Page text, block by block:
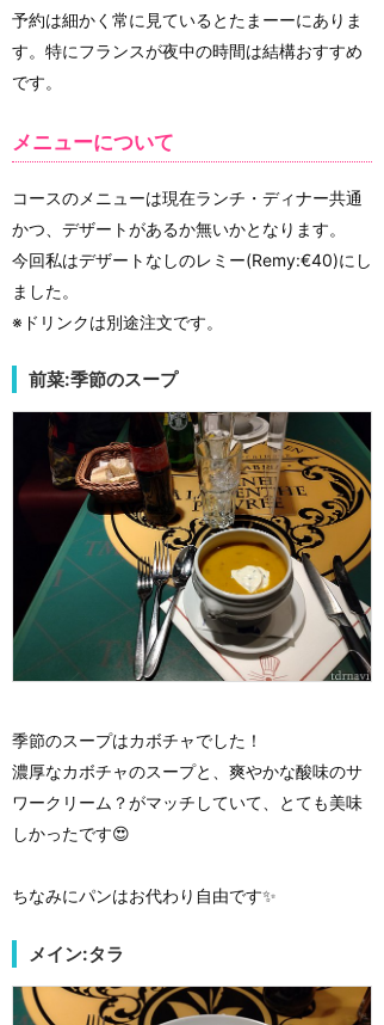
予約は細かく常に見ているとたまーーにありま
す。特にフランスが夜中の時間は結構おすすめ
です。
メニューについて
コースのメニューは現在ランチ・ディナー共通
かつ、デザートがあるか無いかとなります。
今回私はデザートなしのレミー(Remy:€40)にし
ました。
※ドリンクは別途注文です。
前菜:季節のスープ
季節のスープはカボチャでした！
濃厚なカボチャのスープと、爽やかな酸味のサ
ワークリーム？がマッチしていて、とても美味
しかったです😍
ちなみにパンはお代わり自由です✨
メイン:タラ